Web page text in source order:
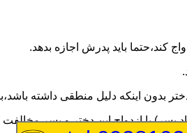
کند،حتما باید پدرش اجازه بدهد.
بدون اینکه دلیل منطقی داشته
با ازدواج این دختر و پسر مخالفت